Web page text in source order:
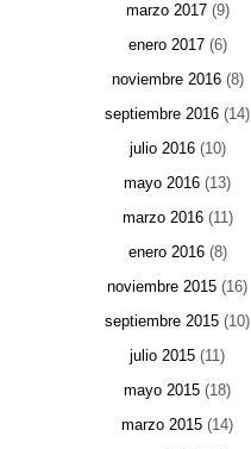
marzo 2017(9)
enero 2017(6)
noviembre 2016(8)
septiembre 2016 (14)
julio 2016(10)
mayo 2016 (13)
marzo 2016(11)
enero 2016(8)
noviembre 2015 (16)
septiembre 2015 (10)
julio 2015 (11)
mayo 2015 (18)
marzo 2015 (14)